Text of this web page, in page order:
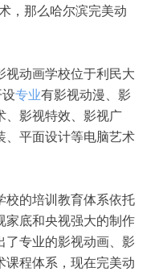
，那么哈尔滨完美动
视动画学校位于利民大
专业有影视动漫、影
、影视特效、影视广
、平面设计等电脑艺术
校的培训教育体系依托
家底和央视强大的制作
了专业的影视动画、影
课程体系，现在完美动